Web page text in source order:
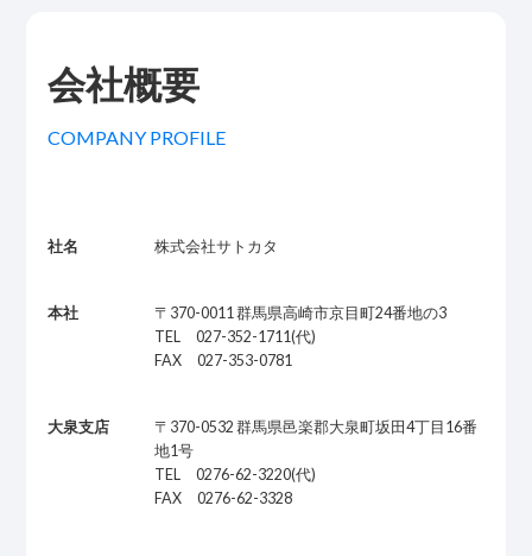
会社概要
COMPANY PROFILE
社名 株式会社サトカタ
本社
〒370-0011 群馬県高崎市京目町24番地の3
TEL 027-352-1711(代)
FAX 027-353-0781
大泉支店
〒370-0532 群馬県邑楽郡大泉町坂田4丁目16番
地1号
TEL 0276-62-3220(代)
FAX 0276-62-3328